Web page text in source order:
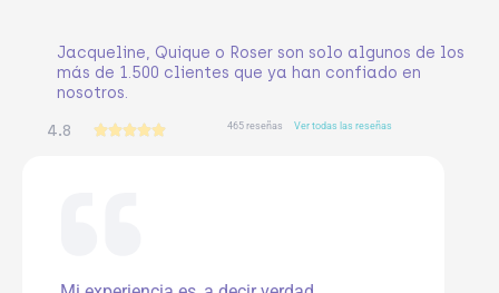
Jacqueline, Quique o Roser son solo algunos de los
más de 1.500 clientes que ya han confiado en
nosotros.
4.8 V
465 reseñasVer todas las reseñas